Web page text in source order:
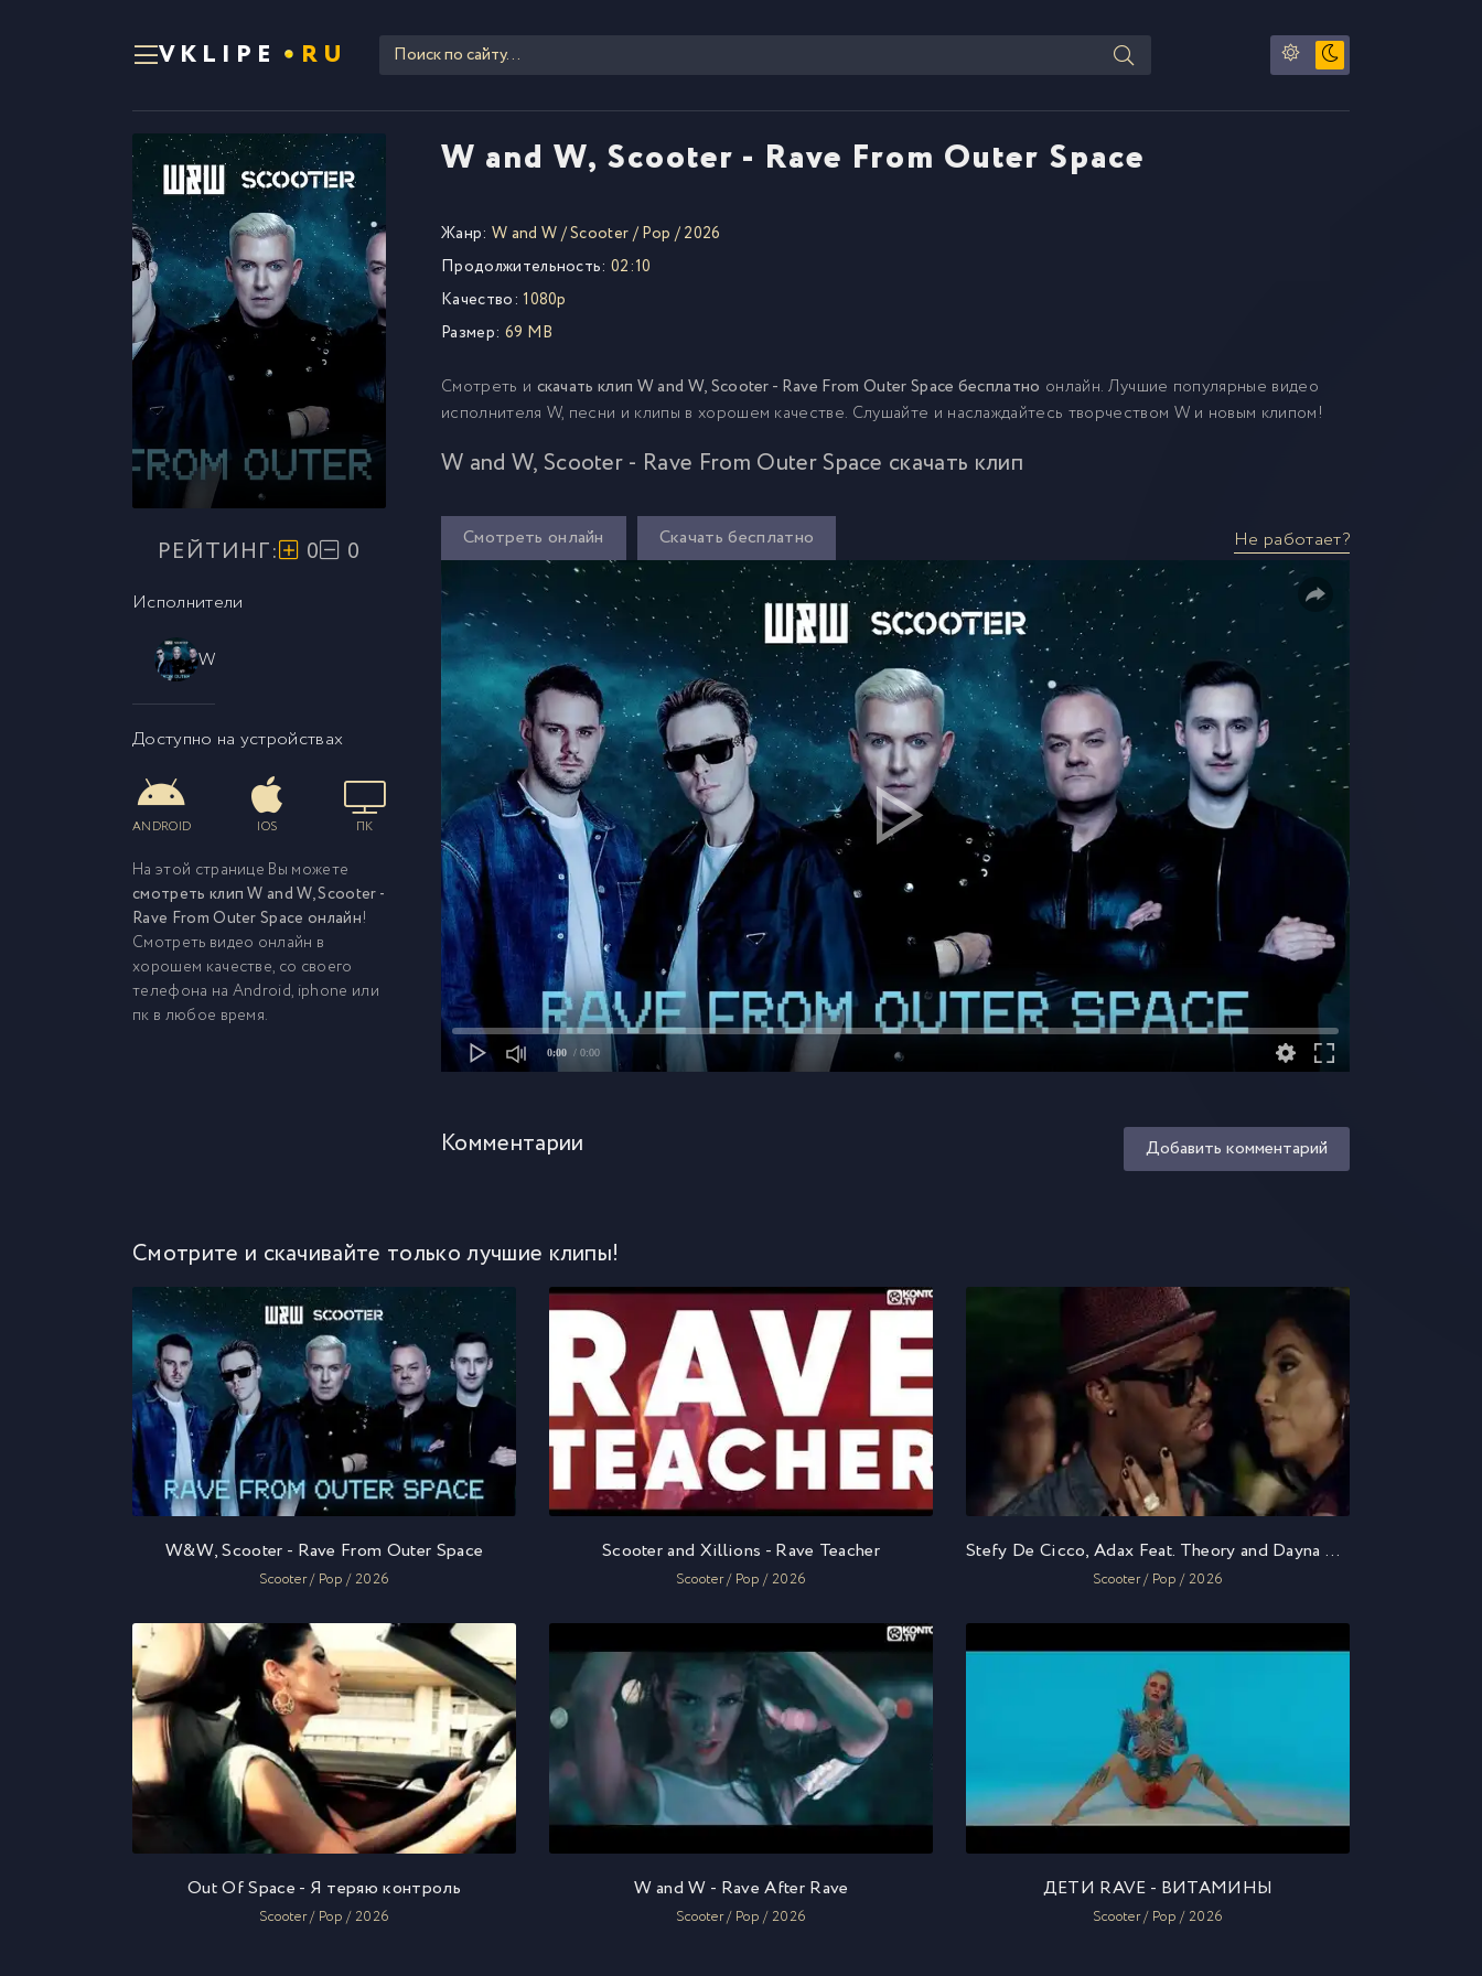
VKLIPE RU
W and W, Scooter - Rave From Outer Space
РЕЙТИНГ: 0 0
Исполнители
W
Доступно на устройствах
ANDROID IOS ПК
На этой странице Вы можете
смотреть клип W and W, Scooter -
Rave From Outer Space онлайн!
Смотреть видео онлайн в
хорошем качестве, со своего
телефона на Android, iphone или
пк в любое время.
Жанр: W and W/Scooter/Pop /2026
Продолжительность: 02:10
Качество: 1080p
Размер: 69 MB
Смотреть и скачать клип W and W, Scooter - Rave From Outer Space бесплатно онлайн. Лучшие популярные видео
исполнителя W, песни и клипы в хорошем качестве. Слушайте и наслаждайтесь творчеством W и новым клипом!
W and W, Scooter - Rave From Outer Space скачать клип
Смотреть онлайн Скачать бесплатно Не работает?
0:00 / 0:00
Комментарии Добавить комментарий
Смотрите и скачивайте только лучшие клипы!
W&W, Scooter - Rave From Outer Space
Scooter / Pop / 2026
Scooter and Xillions - Rave Teacher
Scooter / Pop / 2026
Stefy De Cicco, Adax Feat. Theory and Dayna Hollins - Outer Space
Scooter / Pop / 2026
Out Of Space - Я теряю контроль
Scooter / Pop / 2026
W and W - Rave After Rave
Scooter / Pop / 2026
ДЕТИ RAVE - ВИТАМИНЫ
Scooter / Pop / 2026